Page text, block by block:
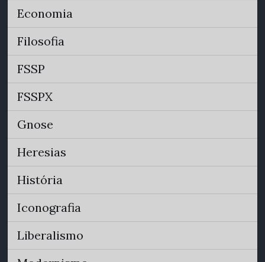
Economia
Filosofia
FSSP
FSSPX
Gnose
Heresias
História
Iconografia
Liberalismo